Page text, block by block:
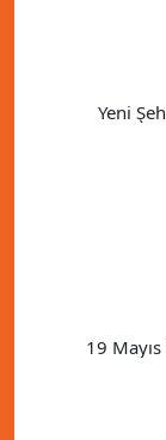
Yeni
19